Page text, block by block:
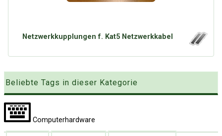
Presse News
Suchanfragen
Netzwerkkupplungen f. Kat5 Netzwerkkabel
Beliebte Tags in dieser Kategorie
Computerhardware